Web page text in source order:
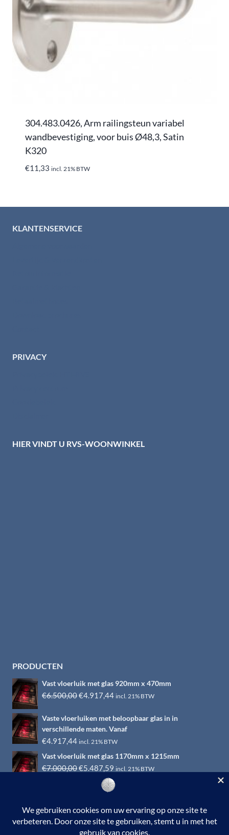
304.483.0426, Arm railingsteun variabel
wandbevestiging, voor buis Ø48,3, Satin
K320
€11,33 incl. 21% BTW
KLANTENSERVICE
PRIVACY
HIER VINDT U RVS-WOONWINKEL
PRODUCTEN
Vast vloerluik met glas 920mm x 470mm
€6.500,00Oorspronkelijke
was:
€6.500,00.
€4.917,44Huidige
is:
€4.917,44.
incl. 21% BTW
Vaste vloerluiken met beloopbaar glas in in
verschillende maten. Vanaf
€4.917,44 incl. 21% BTW
Vast vloerluik met glas 1170mm x 1215mm
€7.000,00Oorspronkelijke
€5.487,59 Huidige
prijs
is:
incl. 21% BTW
© 2026 RVS-woonwinkel.nl is een onderdeel van HTI-RVS |